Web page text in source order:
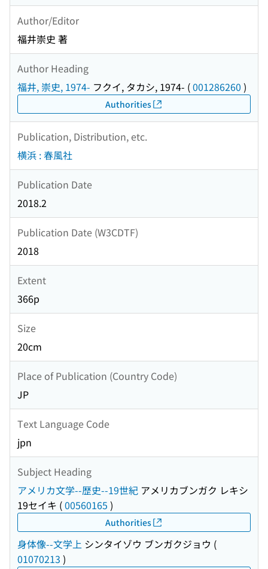
Author/Editor
福井崇史 著
Author Heading
福井, 崇史, 1974- フクイ, タカシ, 1974- (001286260 )
Authorities
Publication, Distribution, etc.
横浜 : 春風社
Publication Date
2018.2
Publication Date (W3CDTF)
2018
Extent
366p
Size
20cm
Place of Publication (Country Code)
JP
Text Language Code
jpn
Subject Heading
アメリカ文学--歴史--19世紀 アメリカブンガク レキシ
19セイキ (00560165 )
Authorities
身体像--文学上 シンタイゾウ ブンガクジョウ (
01070213 )